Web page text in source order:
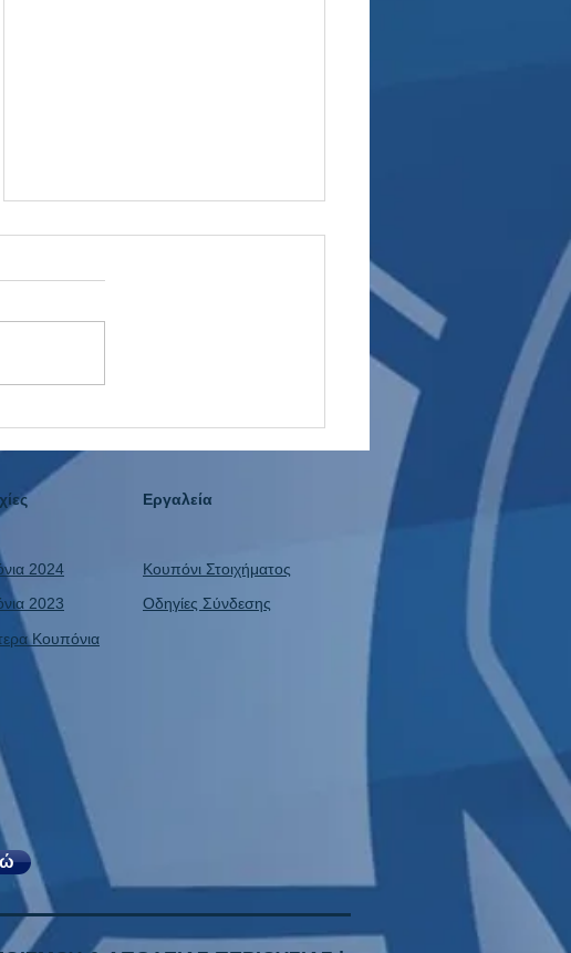
απόκτηση του Γιάννη
Κωνσταντέλια
Εργαλεία
2024
2023
Κουπόνι Στοιχήματος
Οδηγίες Σύνδεσης
Κουπόνια